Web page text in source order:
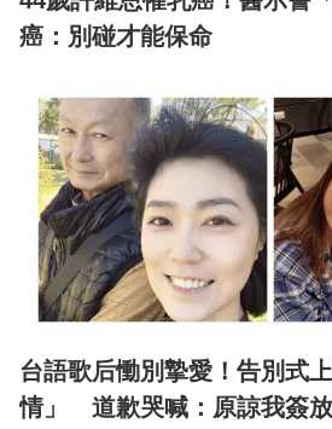
癌：別碰才能保命
台語歌后慟別摯愛！告別式
情」 道歉哭喊：原諒我簽